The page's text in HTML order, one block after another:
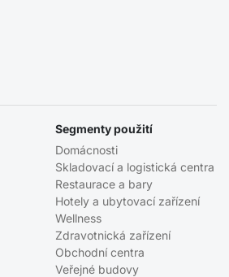
Segmenty použití
Domácnosti
Skladovací a logistická centra
Restaurace a bary
Hotely a ubytovací zařízení
Wellness
Zdravotnická zařízení
Obchodní centra
Veřejné budovy